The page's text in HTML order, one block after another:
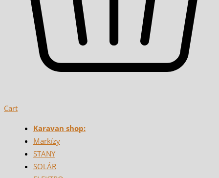
Cart
Karavan shop:
Markízy
STANY
SOLÁR